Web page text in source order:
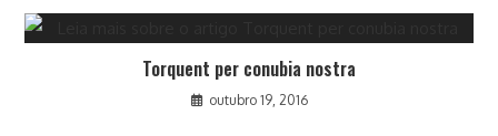
Torquent per conubia nostra
outubro 19, 2016